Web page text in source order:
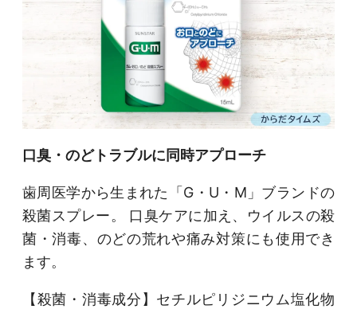
口臭・のどトラブルに同時アプローチ
歯周医学から生まれた「G・U・M」ブランドの
殺菌スプレー。 口臭ケアに加え、ウイルスの殺
菌・消毒、のどの荒れや痛み対策にも使用でき
ます。
【殺菌・消毒成分】セチルピリジニウム塩化物